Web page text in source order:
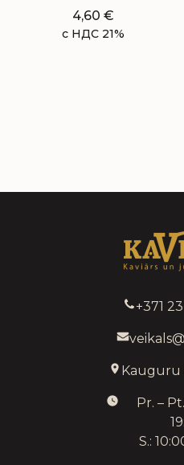
4,60 €
с НДС 21%
+371
Kauguru
Pr. –
S.: